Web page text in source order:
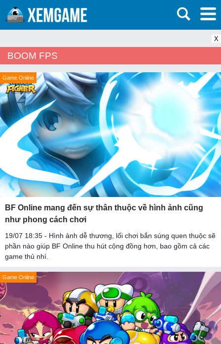
X
BOOM FPS
Game Online
BF Online mang đến sự thân thuộc về hình ảnh cũng
như phong cách chơi
19/07 18:35 - Hình ảnh dễ thương, lối chơi bắn súng quen thuộc sẽ
phần nào giúp BF Online thu hút cộng đồng hơn, bao gồm cả các
game thủ nhí.
Game Online